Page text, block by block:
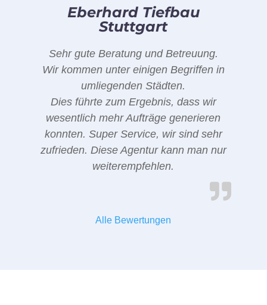
Eberhard Tiefbau
Stuttgart
Sehr gute Beratung und Betreuung.
Wir kommen unter einigen Begriffen in
umliegenden Städten.
Dies führte zum Ergebnis, dass wir
wesentlich mehr Aufträge generieren
konnten. Super Service, wir sind sehr
zufrieden. Diese Agentur kann man nur
weiterempfehlen.
Alle Bewertungen